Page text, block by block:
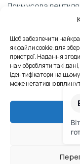
Щоб забезпечити
як файли cookie, для
пристрої. Надання
нам обробляти такі
ідентифікатори на цьому
може негативно
Примусова
PRANA зі смартфону
Технічна підтримка
Боротьба з
Тех. док. M2023